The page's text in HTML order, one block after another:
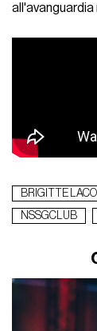
BRIGITTE
NSSGCLUB